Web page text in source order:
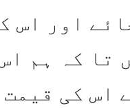
اور اس
تا کہ ہم
اس کی